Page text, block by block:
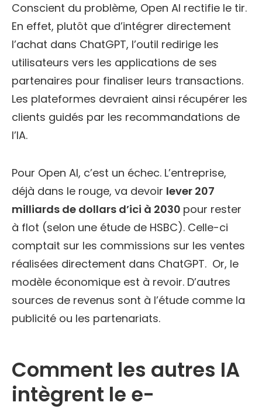
Conscient du problème, Open AI rectifie le tir.
En effet, plutôt que d’intégrer directement
l’achat dans ChatGPT, l’outil redirige les
utilisateurs vers les applications de ses
partenaires pour finaliser leurs transactions.
Les plateformes devraient ainsi récupérer les
clients guidés par les recommandations de
l’IA.
Pour Open AI, c’est un échec. L’entreprise,
déjà dans le rouge, va devoir lever 207
milliards de dollars d’ici à 2030 pour rester
à flot (selon une étude de HSBC). Celle-ci
comptait sur les commissions sur les ventes
réalisées directement dans ChatGPT. Or, le
modèle économique est à revoir. D’autres
sources de revenus sont à l’étude comme la
publicité ou les partenariats.
Comment les autres IA
intègrent le e-